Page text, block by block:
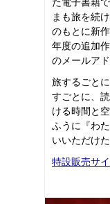
まも旅を続
のもとに新
年度の追加
のメールア
旅するごと
すごとに、
ける時間と
ふうに『わ
いいただけ
特設販売サ